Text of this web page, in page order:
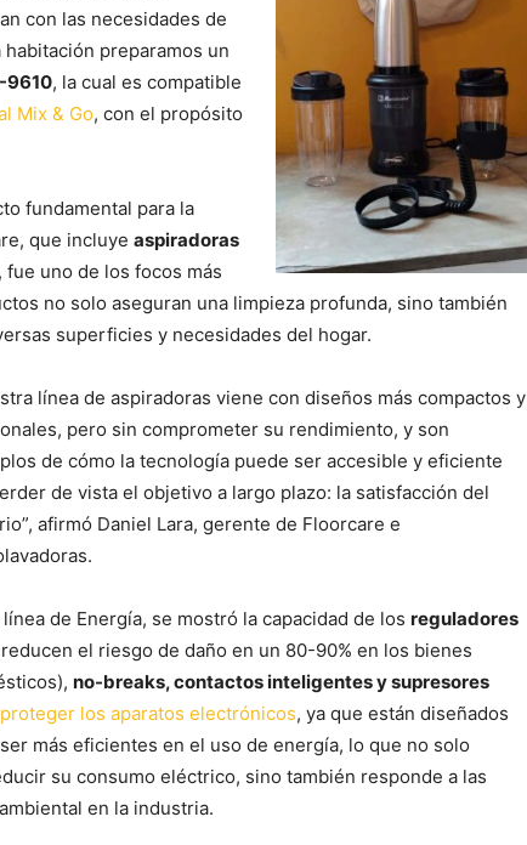
con las necesidades de
preparamos un
9610, la cual es compatible
Mix & Go, con el propósito
fundamental para la
que incluye aspiradoras
, fue uno de los focos más
no solo aseguran una limpieza profunda, sino también
superficies y necesidades del hogar.
línea de aspiradoras viene con diseños más compactos y
pero sin comprometer su rendimiento, y son
de cómo la tecnología puede ser accesible y eficiente
de vista el objetivo a largo plazo: la satisfacción del
afirmó Daniel Lara, gerente de Floorcare e
línea de Energía, se mostró la capacidad de los reguladores
el riesgo de daño en un 80-90% en los bienes
no-breaks, contactos inteligentes y supresores
proteger los aparatos electrónicos, ya que están diseñados
más eficientes en el uso de energía, lo que no solo
su consumo eléctrico, sino también responde a las
en la industria.